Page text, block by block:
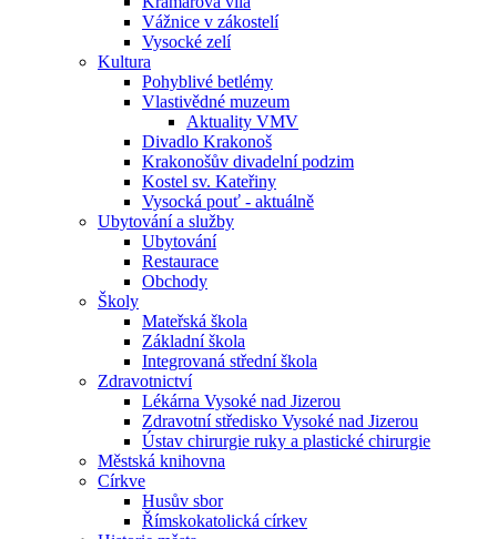
Vážnice v zákostelí
Vysocké zelí
Kultura
Pohyblivé betlémy
Vlastivědné muzeum
Aktuality VMV
Divadlo Krakonoš
Krakonošův divadelní podzim
Kostel sv. Kateřiny
Vysocká pouť - aktuálně
Ubytování a služby
Ubytování
Restaurace
Obchody
Školy
Mateřská škola
Základní škola
Integrovaná střední škola
Zdravotnictví
Lékárna Vysoké nad Jizerou
Zdravotní středisko Vysoké nad Jizerou
Ústav chirurgie ruky a plastické chirurgie
Městská knihovna
Církve
Husův sbor
Římskokatolická církev